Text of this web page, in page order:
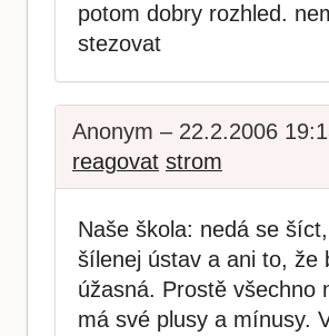
potom dobry rozhled.
stezovat
Anonym – 22.2.2006
reagovat strom
Naše škola: nedá se
šílenej ústav a ani to, že
úžasná. Prostě všechno
má své plusy a mínusy.